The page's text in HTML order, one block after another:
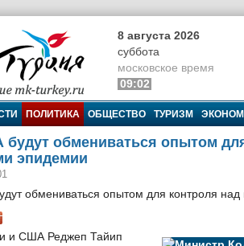
8 августа 2026
суббота
московское время
09:02
ПОЛИТИКА ОБЩЕСТВО ТУРИЗМ
обмениваться опытом
эпидемии
и США Реджеп Тайип